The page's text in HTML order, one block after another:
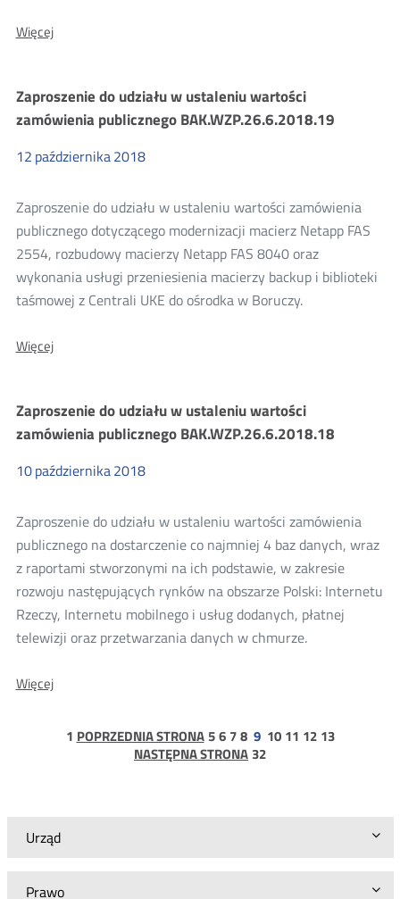
Urząd
Prawo
WięcejO:
w
ustaleniu
wartości
publicznego
Zaproszenie do udziału w ustaleniu wartości
zamówienia publicznego BAK.WZP.26.6.2018.19
12 października2018
Zaproszenie do udziału w ustaleniu wartości zamówienia
publicznego dotyczącego modernizacji macierz Netapp FAS
2554, rozbudowy macierzy Netapp FAS 8040 oraz
wykonania usługi przeniesienia macierzy backup i biblioteki
taśmowej z Centrali UKE do ośrodka w Boruczy.
WięcejO:
w
ustaleniu
wartości
publicznego
Zaproszenie do udziału w ustaleniu wartości
zamówienia publicznego BAK.WZP.26.6.2018.18
10października2018
Zaproszenie do udziału w ustaleniu wartości zamówienia
publicznego na dostarczenie co najmniej 4 baz danych, wraz
z raportami stworzonymi na ich podstawie, w zakresie
rozwoju następujących rynków na obszarze Polski: Internetu
Rzeczy, Internetu mobilnego i usług dodanych, płatnej
telewizji oraz przetwarzania danych w chmurze.
WięcejO:
udziału
BAK.WZP.26.6.2018.18
1strona
POPRZEDNIA STRONAstrona
5strona
6 strona
7strona
8 9 strona
10 strona
11 strona
12 strona
13
NASTĘPNA STRONA 32strona